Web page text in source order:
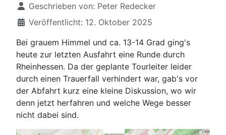
DetailsGeschrieben von: Peter Redecker
Veröffentlicht: 12. Oktober 2025
Bei grauem Himmel und ca. 13-14 Grad ging's
heute zur letzten Ausfahrt eine Runde durch
Rheinhessen. Da der geplante Tourleiter leider
durch einen Trauerfall verhindert war, gab's vor
der Abfahrt kurz eine kleine Diskussion, wo wir
denn jetzt herfahren und welche Wege besser
nicht dabei sind.